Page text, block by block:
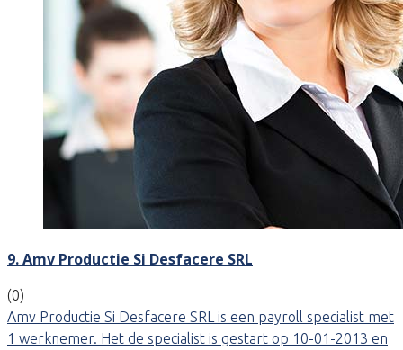
9. Amv Productie Si Desfacere SRL
(0)
Amv Productie Si Desfacere SRL is een payroll specialist met
1 werknemer. Het de specialist is gestart op 10-01-2013 en